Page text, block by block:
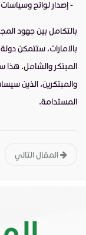
- إصدار لوائح
بالتكامل بين جهود
بالامارات، ستتمكن
المبتكر والشامل. هذا
المستدامة.
المقال التالي